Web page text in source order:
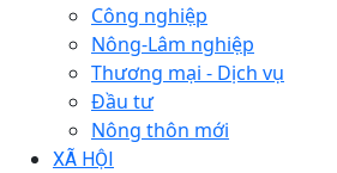
Công nghiệp
Nông-Lâm nghiệp
Thương mại - Dịch vụ
Đầu tư
Nông thôn mới
XÃ HỘI